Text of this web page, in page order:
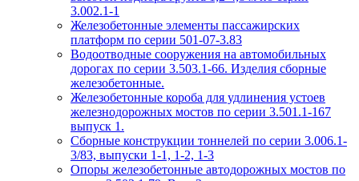
3.002.1-1
Железобетонные элементы пассажирских
платформ по серии 501-07-3.83
Водоотводные сооружения на автомобильных
дорогах по серии 3.503.1-66. Изделия сборные
железобетонные.
Железобетонные короба для удлинения устоев
железнодорожных мостов по серии 3.501.1-167
выпуск 1.
Сборные конструкции тоннелей по серии 3.006.1-
3/83, выпуски 1-1, 1-2, 1-3
Опоры железобетонные автодорожных мостов по